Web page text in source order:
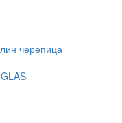
черепица